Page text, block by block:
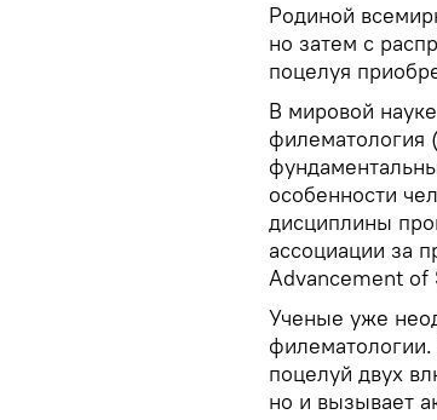
Родиной
но затем с
поцелуя
В мировой
филематология
особенности
дисциплины
ассоциации за
Advancement of
Ученые уже
филематологии.
поцелуй двух
но и вызывает